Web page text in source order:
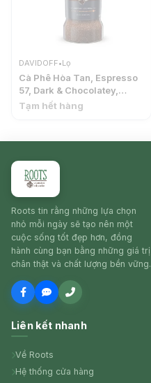
DAVIDOFF•Lọ
Cà Phê Hòa Tan, Espresso
57, Dark & Chocolatey,
Instant Coffee, 100%
Tạm hết hàng
Roots tin rằng những lựa chọn
nhỏ mỗi ngày sẽ tạo nên một
cuộc sống tốt đẹp hơn, đồng
hành cùng bạn bằng những giá trị
chân thật và chất lượng bền vững.
Liên kết nhanh
Về Roots
Hệ thống cửa hàng